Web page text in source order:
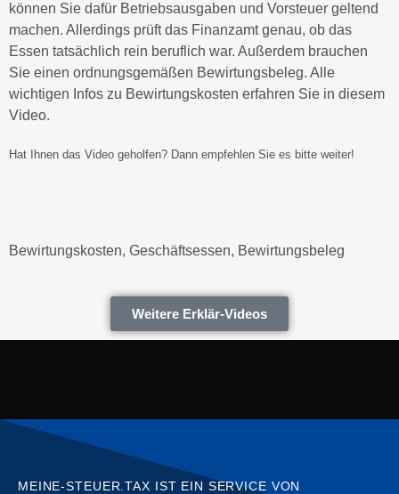
können Sie dafür Betriebsausgaben und Vorsteuer geltend
machen. Allerdings prüft das Finanzamt genau, ob das
Essen tatsächlich rein beruflich war. Außerdem brauchen
Sie einen ordnungsgemäßen Bewirtungsbeleg. Alle
wichtigen Infos zu Bewirtungskosten erfahren Sie in diesem
Video.
Hat Ihnen das Video geholfen? Dann empfehlen Sie es bitte weiter!
Bewirtungskosten, Geschäftsessen, Bewirtungsbeleg
Weitere Erklär-Videos
MEINE-STEUER.TAX IST EIN SERVICE VON